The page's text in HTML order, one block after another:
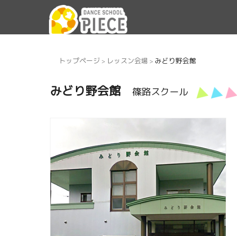
トップページ > レッスン会場 > みどり野会館
みどり野会館 篠路スクール